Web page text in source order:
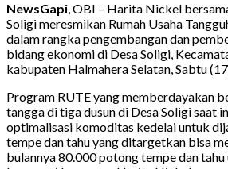
NewsGapi, OBI – Harita Nickel
Soligi meresmikan Rumah Usaha
dalam rangka pengembangan dan
bidang ekonomi di Desa Soligi,
kabupaten Halmahera Selatan, Sabtu
Program RUTE yang memberdayakan
tangga di tiga dusun di Desa Soligi saat
optimalisasi komoditas kedelai untuk
tempe dan tahu yang ditargetkan bisa
bulannya 80.000 potong tempe dan